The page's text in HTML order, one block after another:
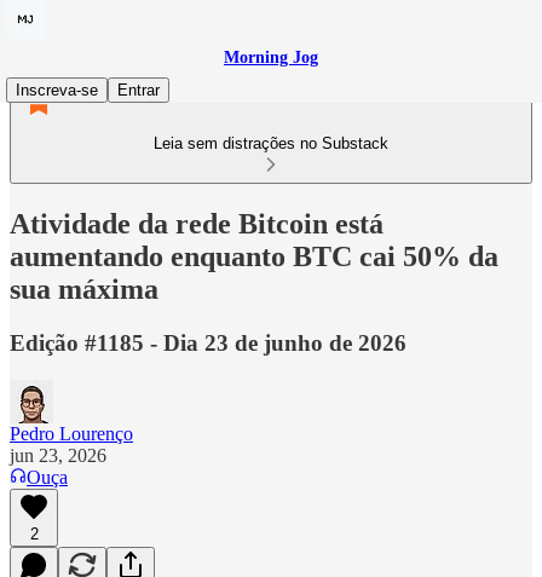
Morning Jog
Inscreva-se
Entrar
Leia sem distrações no Substack
Atividade da rede Bitcoin está
aumentando enquanto BTC cai 50% da
sua máxima
Edição #1185 - Dia 23 de junho de 2026
Pedro Lourenço
jun 23, 2026
Ouça
2